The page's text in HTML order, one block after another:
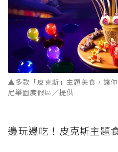
▲多款「皮克斯」主題美食，讓
尼樂園度假區／提供
邊玩邊吃！皮克斯主題